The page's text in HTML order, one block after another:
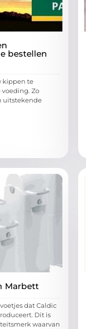
bestellen
kippen te
Zo
uitstekende
Marbett
dat Caldic
Dit is
waarvan